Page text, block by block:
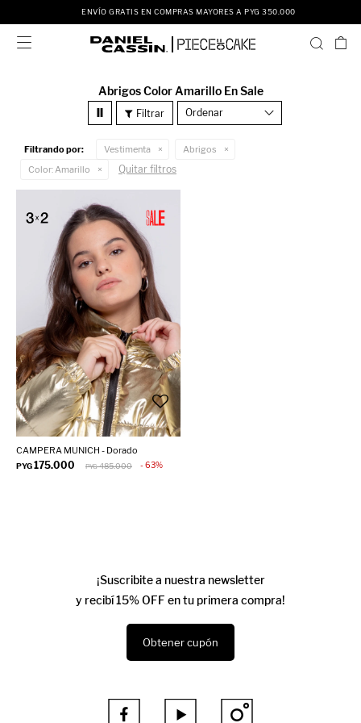
ENVÍO GRATIS EN COMPRAS MAYORES A PYG 350.000

Abrigos Color Amarillo En Sale
Recomendados
Filtrando por: Vestimenta
Abrigos
Color:Amarillo Quitar filtros
CAMPERA MUNICH - Dorado
PYG175.000 PYG 485.000 63
¡Suscribite a nuestra newsletter
y recibí 15% OFF en tu primera compra!
Obtener cupón
  